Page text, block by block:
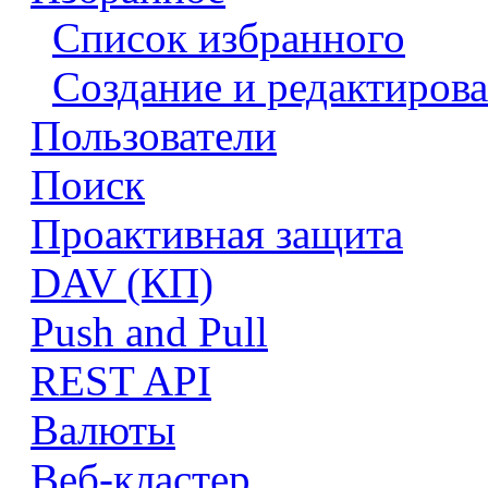
Список избранного
Создание и
Пользователи
Поиск
Проактивная защита
DAV (КП)
Push and Pull
REST API
Валюты